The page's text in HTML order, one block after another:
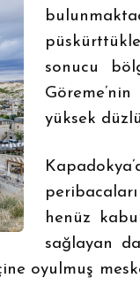
sonucu
yüksek
henüz
sağlayan
oyulmuş